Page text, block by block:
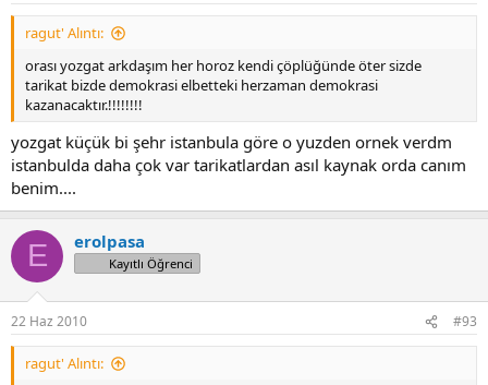
ragut' Alıntı:
orası yozgat arkdaşım her horoz kendi çöplüğünde öter sizde
tarikat bizde demokrasi elbetteki herzaman demokrasi
kazanacaktır.!!!!!!!!
yozgat küçük bi şehr istanbula göre o yuzden ornek verdm
istanbulda daha çok var tarikatlardan asıl kaynak orda canım
benim....
E erolpasa
Kayıtlı Öğrenci
22 Haz 2010 #93
ragut' Alıntı: